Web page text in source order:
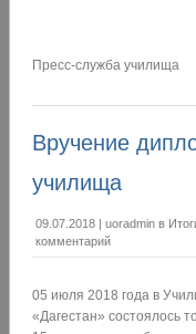
Пресс-служба училища
Вручение
училища
09.07.2018 | uoradmin в
комментарий
05 июля 2018 года в
«Дагестан» состоялось